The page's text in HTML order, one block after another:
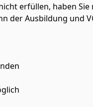
erfüllen, haben
der Ausbildung und